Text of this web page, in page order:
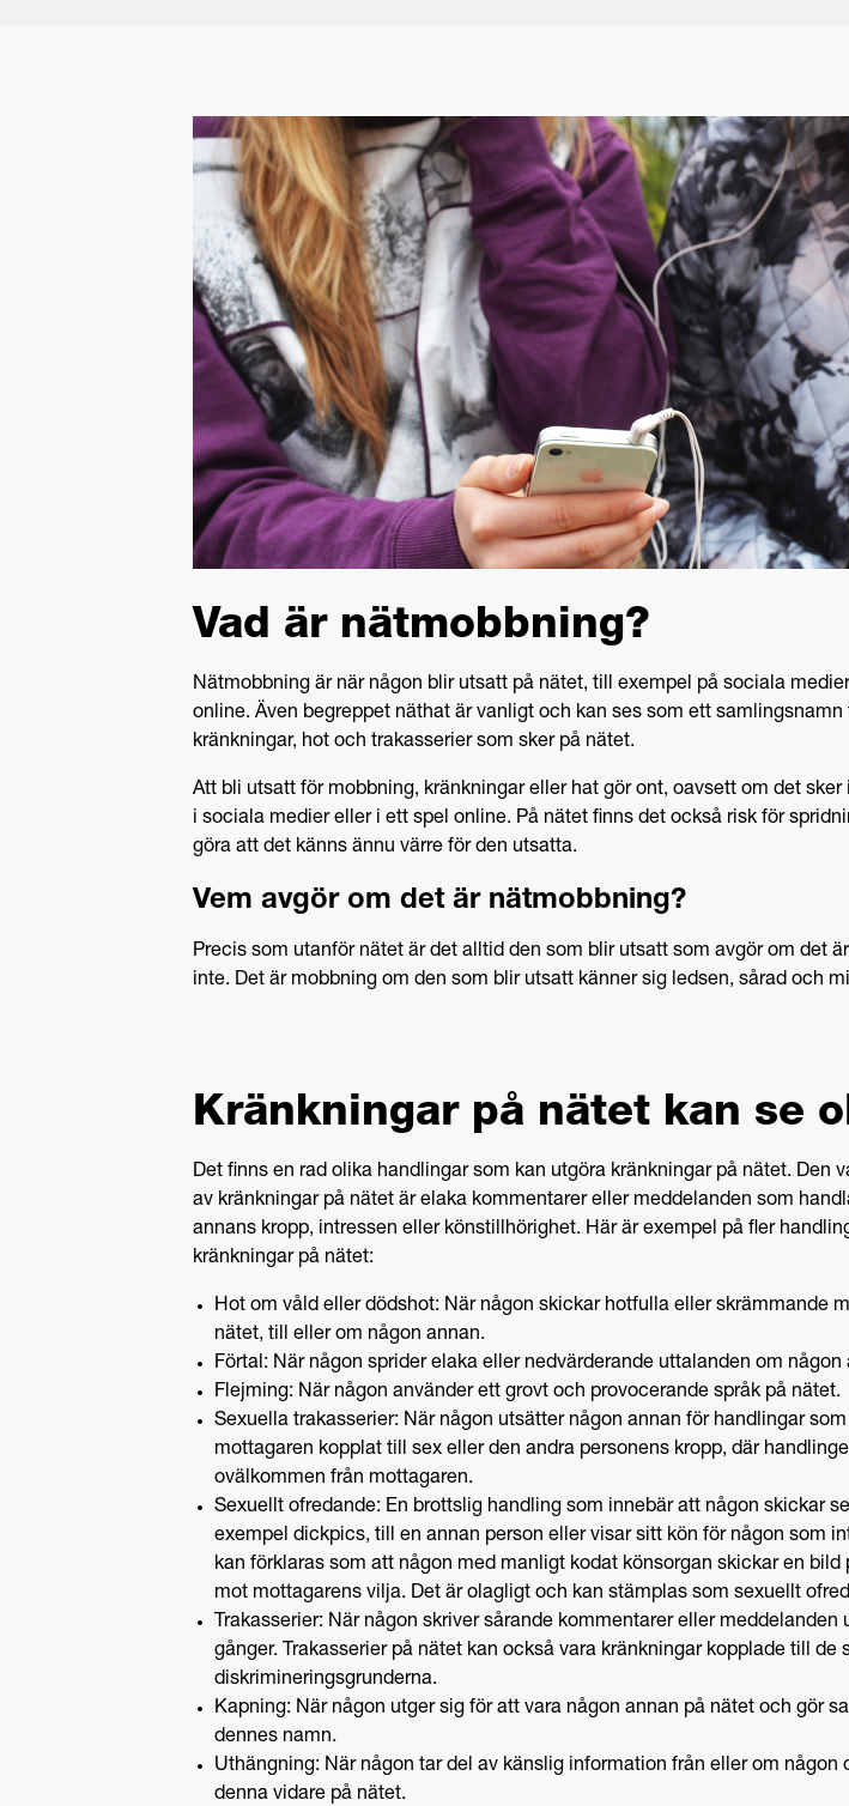
Vad är nätmobbning?
Nätmobbning är när någon blir utsatt på nätet, till exempel på sociala
online. Även begreppet näthat är vanligt och kan ses som ett samlingsnamn
kränkningar, hot och trakasserier som sker på nätet.
Att bli utsatt för mobbning, kränkningar eller hat gör ont, oavsett om det sker
i sociala medier eller i ett spel online. På nätet finns det också risk för
göra att det känns ännu värre för den utsatta.
Vem avgör om det är nätmobbning?
Precis som utanför nätet är det alltid den som blir utsatt som avgör om det
inte. Det är mobbning om den som blir utsatt känner sig ledsen, sårad och
Kränkningar på nätet kan se
Det finns en rad olika handlingar som kan utgöra kränkningar på nätet. Den
av kränkningar på nätet är elaka kommentarer eller meddelanden som
annans kropp, intressen eller könstillhörighet. Här är exempel på fler
kränkningar på nätet:
Hot om våld eller dödshot: När någon skickar hotfulla eller skrämmande
nätet, till eller om någon annan.
Förtal: När någon sprider elaka eller nedvärderande uttalanden om någon
Flejming: När någon använder ett grovt och provocerande språk på nätet.
Sexuella trakasserier: När någon utsätter någon annan för handlingar
mottagaren kopplat till sex eller den andra personens kropp, där
ovälkommen från mottagaren.
Sexuellt ofredande: En brottslig handling som innebär att någon skickar
exempel dickpics, till en annan person eller visar sitt kön för någon som
kan förklaras som att någon med manligt kodat könsorgan skickar en bild
mot mottagarens vilja. Det är olagligt och kan stämplas som sexuellt
Trakasserier: När någon skriver sårande kommentarer eller meddelanden
gånger. Trakasserier på nätet kan också vara kränkningar kopplade till de
diskrimineringsgrunderna.
Kapning: När någon utger sig för att vara någon annan på nätet och gör
dennes namn.
Uthängning: När någon tar del av känslig information från eller om någon
denna vidare på nätet.